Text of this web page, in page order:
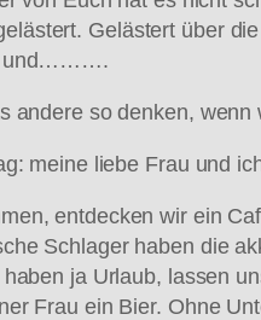
Gelästert über die
und……….
andere so denken,
meine liebe Frau und
entdecken wir ein
Schlager haben die
ja Urlaub, lassen
Frau ein Bier. Ohne